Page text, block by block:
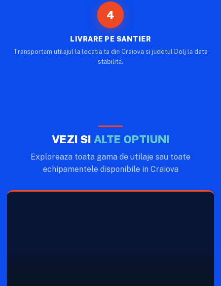
4
LIVRARE PE SANTIER
Transportam utilajul la locatia ta din Craiova si judetul Dolj la data
stabilita.
VEZI SI ALTE OPTIUNI
Exploreaza toata gama de utilaje sau toate
echipamentele disponibile in Craiova